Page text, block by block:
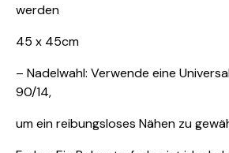
werden
45 x 45cm
– Nadelwahl: Verwende eine
90/14,
um ein reibungsloses Nähen zu